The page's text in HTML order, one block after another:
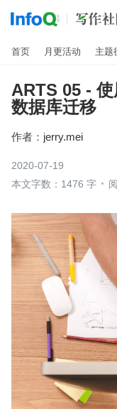
首页 月更活动 主题
ARTS 05 -
数据库迁移
作者： jerry.mei
2020-07-19
本文字数：1476 字